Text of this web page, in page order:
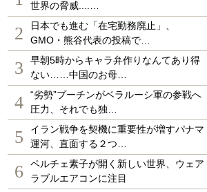
世界の脅威....…
2
日本でも進む「在宅勤務廃止」、
GMO・熊谷代表の投稿で…
3
早朝5時からキャラ弁作りなんてあり得
ない……中国のお母…
4
“劣勢”プーチンがベラルーシ軍の参戦へ
圧力、それでも独…
5
イラン戦争を契機に重要性が増すパナマ
運河、直面する２つ…
6
ペルチェ素子が開く新しい世界、ウェア
ラブルエアコンに注目